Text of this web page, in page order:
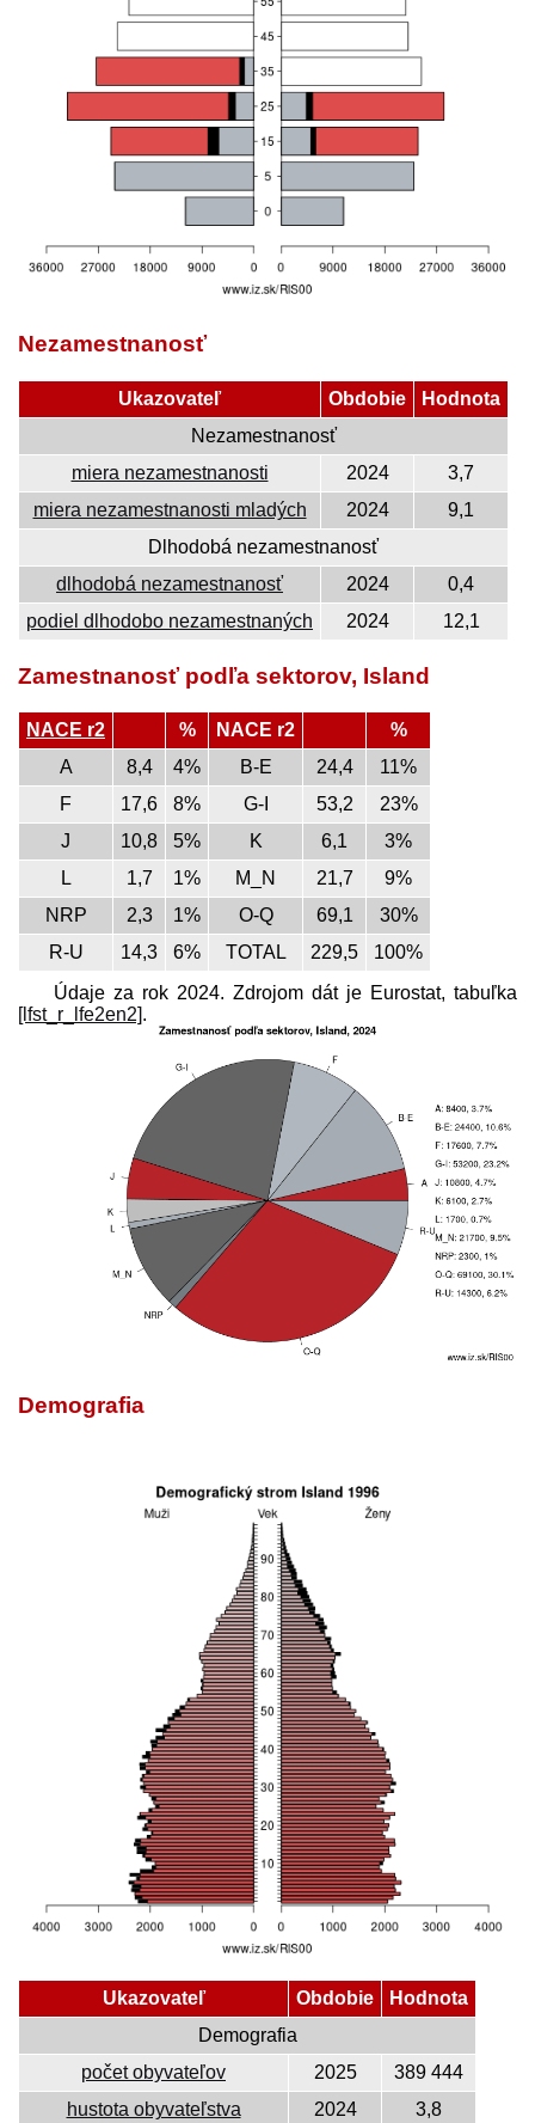
Nezamestnanosť
Ukazovateľ Obdobie
Hodnota
Nezamestnanosť
miera nezamestnanosti
2024
3,7
miera nezamestnanosti mladých
2024
9,1
Dlhodobá nezamestnanosť
dlhodobá nezamestnanosť
2024
0,4
podiel dlhodobo nezamestnaných
2024 12,1
Zamestnanosť podľa sektorov, Island
NACE r2 % NACE r2
%
A
8,4 4% B-E 24,4
11%
F
17,6 8% G-I 53,2
23%
J
10,8 5% K 6,1
3%
L
1,7 1% M_N 21,7
9%
NRP
2,3 1% O-Q 69,1
30%
R-U
14,3 6% TOTAL 229,5
100%
Údaje za rok 2024. Zdrojom dát je Eurostat, tabuľka
[lfst_r_lfe2en2].
Demografia
Ukazovateľ Obdobie
Hodnota
Demografia
počet obyvateľov
2025
389 444
hustota obyvateľstva
2024 3,8